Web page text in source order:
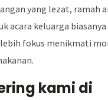
yang lezat, ramah
acara keluarga biasanya
fokus menikmati
kami di